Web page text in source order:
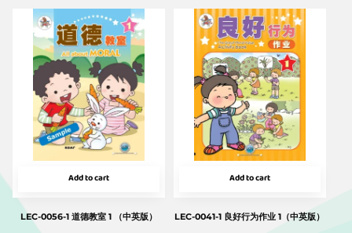
Add to cart
LEC-0056-1 道德教室 1 （中英版）
Add to cart
LEC-0041-1 良好行为作业 1（中英版）